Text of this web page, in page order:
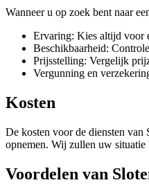
Wanneer u op zoek bent naar
Ervaring: Kies altijd voor
Beschikbaarheid:
Prijsstelling: Vergelijk
Vergunning en
Kosten
De kosten voor de diensten
opnemen. Wij zullen uw situatie
Voordelen van